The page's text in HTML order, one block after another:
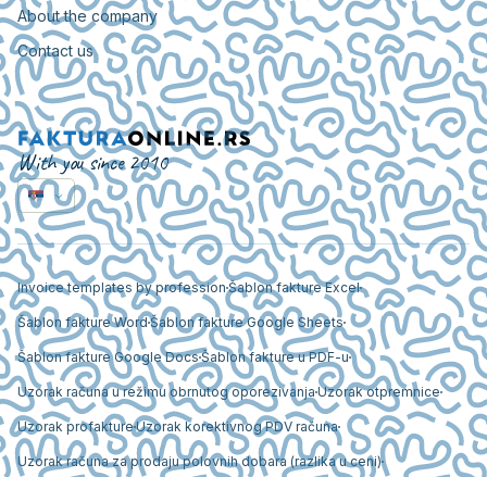
About the company
Contact us
With you since 2010
Invoice templates by profession Šablon fakture Excel
Šablon fakture Word Šablon fakture Google Sheets
Šablon fakture Google DocsŠablon fakture u PDF-u
Uzorak računa u režimu obrnutog oporezivanja Uzorak otpremnice
Uzorak profaktureUzorak korektivnog PDV računa
Uzorak računa za prodaju polovnih dobara (razlika u ceni)